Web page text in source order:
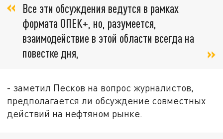
Все эти обсуждения ведутся в рамках
формата ОПЕК+, но, разумеется,
взаимодействие в этой области всегда на
повестке дня,
- заметил Песков на вопрос журналистов,
предполагается ли обсуждение совместных
действий на нефтяном рынке.